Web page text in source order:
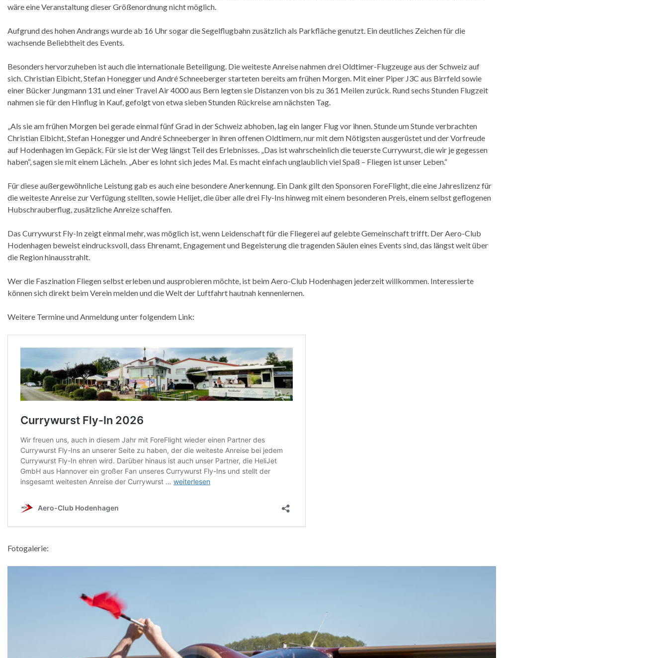
wäre eine Veranstaltung dieser Größenordnung nicht möglich.
Aufgrund des hohen Andrangs wurde ab 16 Uhr sogar die Segelflugbahn zusätzlich als Parkfläche genutzt. Ein deutliches Zeichen für die
wachsende Beliebtheit des Events.
Besonders hervorzuheben ist auch die internationale Beteiligung. Die weiteste Anreise nahmen drei Oldtimer-Flugzeuge aus der Schweiz auf
sich. Christian Eibicht, Stefan Honegger und André Schneeberger starteten bereits am frühen Morgen. Mit einer Piper J3C aus Birrfeld sowie
einer Bücker Jungmann 131 und einer Travel Air 4000 aus Bern legten sie Distanzen von bis zu 361 Meilen zurück. Rund sechs Stunden Flugzeit
nahmen sie für den Hinflug in Kauf, gefolgt von etwa sieben Stunden Rückreise am nächsten Tag.
„Als sie am frühen Morgen bei gerade einmal fünf Grad in der Schweiz abhoben, lag ein langer Flug vor ihnen. Stunde um Stunde verbrachten
Christian Eibicht, Stefan Honegger und André Schneeberger in ihren offenen Oldtimern, nur mit dem Nötigsten ausgerüstet und der Vorfreude
auf Hodenhagen im Gepäck. Für sie ist der Weg längst Teil des Erlebnisses. „Das ist wahrscheinlich die teuerste Currywurst, die wir je gegessen
haben“, sagen sie mit einem Lächeln. „Aber es lohnt sich jedes Mal. Es macht einfach unglaublich viel Spaß – Fliegen ist unser Leben.“
Für diese außergewöhnliche Leistung gab es auch eine besondere Anerkennung. Ein Dank gilt den Sponsoren ForeFlight, die eine Jahreslizenz für
die weiteste Anreise zur Verfügung stellten, sowie Helijet, die über alle drei Fly-Ins hinweg mit einem besonderen Preis, einem selbst geflogenen
Hubschrauberflug, zusätzliche Anreize schaffen.
Das Currywurst Fly-In zeigt einmal mehr, was möglich ist, wenn Leidenschaft für die Fliegerei auf gelebte Gemeinschaft trifft. Der Aero-Club
Hodenhagen beweist eindrucksvoll, dass Ehrenamt, Engagement und Begeisterung die tragenden Säulen eines Events sind, das längst weit über
die Region hinausstrahlt.
Wer die Faszination Fliegen selbst erleben und ausprobieren möchte, ist beim Aero-Club Hodenhagen jederzeit willkommen. Interessierte
können sich direkt beim Verein melden und die Welt der Luftfahrt hautnah kennenlernen.
Weitere Termine und Anmeldung unter folgendem Link:
Fotogalerie: